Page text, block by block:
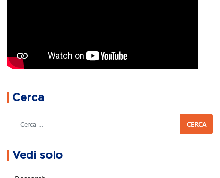
Cerca
Cerca
Vedi solo